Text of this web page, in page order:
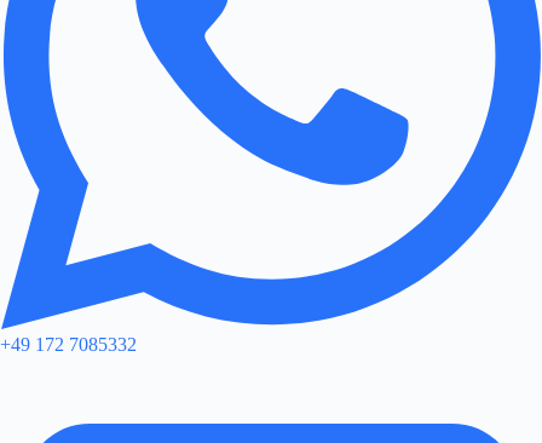
+49 172 7085332